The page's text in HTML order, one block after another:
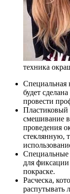
техника
Специальная
будет
провести
Пластиковый
смешивание
проведения
стеклянную,
Специальные
для
покраске.
Расческа,
распутывать